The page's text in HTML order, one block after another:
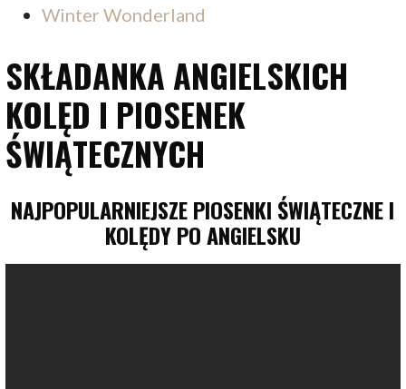
Winter Wonderland
SKŁADANKA ANGIELSKICH
KOLĘD I PIOSENEK
ŚWIĄTECZNYCH
NAJPOPULARNIEJSZE PIOSENKI ŚWIĄTECZNE I
KOLĘDY PO ANGIELSKU